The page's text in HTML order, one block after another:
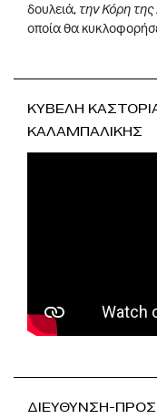
δουλειά, την Κόρη της
οποία θα
ΚΥΒΕΛΗ
ΚΑΛΑΜΠΑΛΙΚΗΣ
ΔΙΕΥΘΥΝΣΗ-